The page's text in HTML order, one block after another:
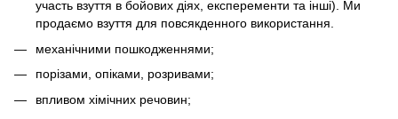
участь взуття в бойових діях, експеременти та інші). Ми
продаємо взуття для повсякденного використання.
механічними пошкодженнями;
порізами, опіками, розривами;
впливом хімічних речовин;